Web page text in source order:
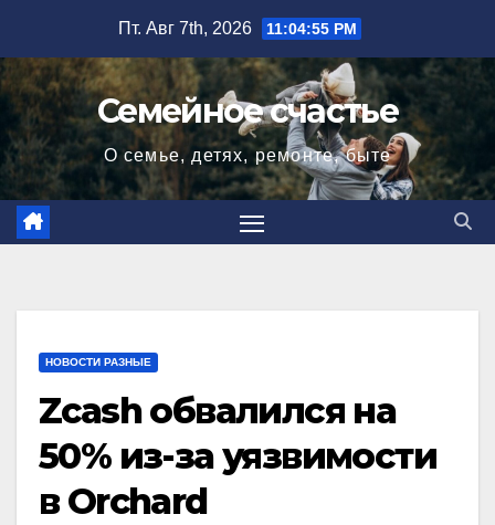
содержимому
Пт. Авг 7th, 2026 11:04:56 PM
Семейное счастье
О семье, детях, ремонте, быте
НОВОСТИ РАЗНЫЕ
Zcash обвалился на
50% из-за уязвимости
в Orchard